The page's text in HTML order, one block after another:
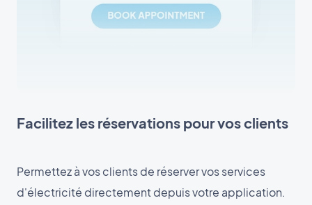
Facilitez les réservations pour vos clients
Permettez à vos clients de réserver vos services
d'électricité directement depuis votre application.